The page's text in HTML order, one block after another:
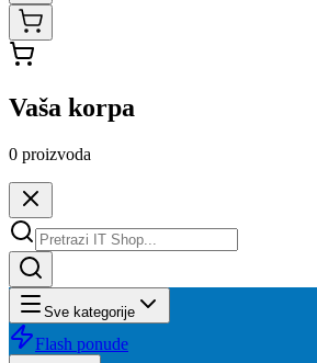
Vaša korpa
0 proizvoda
Sve kategorije
Flash ponude